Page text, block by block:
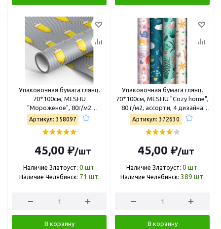
Упаковочная бумага глянц.
70*100см, MESHU
"Мороженое", 80г/м2
MS_53469
Артикул: 358097
45,00 ₽/шт
Наличие Златоуст: 0 шт.
Наличие Челябинск: 71 шт.
В корзину
Упаковочная бумага глянц.
70*100см, MESHU "Cozy home",
80 г/м2, ассорти, 4 дизайна
MS_62819
Артикул: 372630
45,00 ₽/шт
Наличие Златоуст: 0 шт.
Наличие Челябинск: 389 шт.
В корзину